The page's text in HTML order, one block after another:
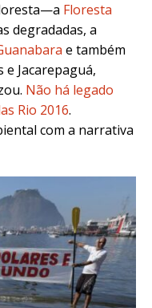
Floresta
degradadas, a
e também
e Jacarepaguá,
Não há legado
Rio 2016.
com a narrativa